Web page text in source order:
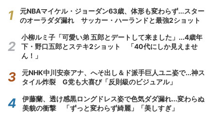
元NBAマイケル・ジョーダン63歳、体形も変わらず...スター
のオーラダダ漏れ サッカー・ハーランドと最強2ショット
小柳ルミ子「可愛い弟 五郎とデートして来ました」...4歳年
下・野口五郎とステキ2ショット 「40代にしか見えませ
ん！」
元NHK中川安奈アナ、へそ出し＆ド派手巨人ユニ姿で...神ス
タイル炸裂 G党も大喜び「反則級のビジュアル」
伊藤蘭、透け感黒ロングドレス姿で色気ダダ漏れ...変わらぬ
美貌の衝撃 「ずっと変わらず綺麗」「美しすぎ」